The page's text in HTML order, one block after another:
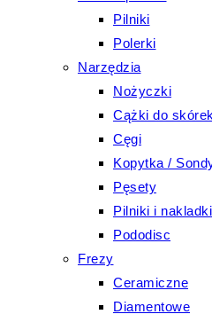
Pilniki
Polerki
Narzędzia
Nożyczki
Cążki do skórek
Cęgi
Kopytka /
Pęsety
Pilniki i
Pododisc
Frezy
Ceramiczne
Diamentowe